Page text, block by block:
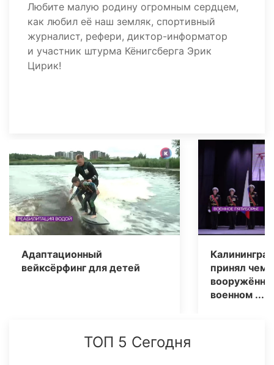
Любите малую родину огромным сердцем,
как любил её наш земляк, спортивный
журналист, рефери, диктор-информатор
и участник штурма Кёнигсберга Эрик
Цирик!
Адаптационный
вейксёрфинг для детей
принял
военном ...
ТОП 5 Сегодня